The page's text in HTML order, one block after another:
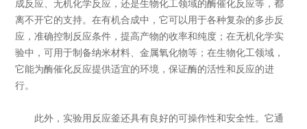
成反应、无机化学反应，还是生物化工领域的酶催化反应等，都
离不开它的支持。在有机合成中，它可以用于各种复杂的多步反
应，准确控制反应条件，提高产物的收率和纯度；在无机化学实
验中，可用于制备纳米材料、金属氧化物等；在生物化工领域，
它能为酶催化反应提供适宜的环境，保证酶的活性和反应的进
行。
此外，实验用反应釜还具有良好的可操作性和安全性。它通